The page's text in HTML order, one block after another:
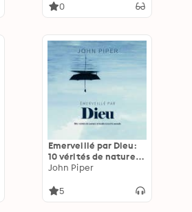
0
Emerveillé par Dieu:
10 vérités de nature à
bouleverser le monde
John Piper
5